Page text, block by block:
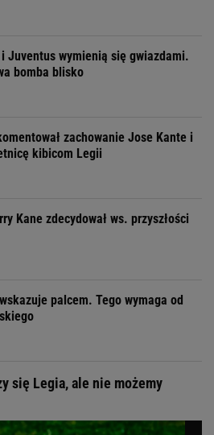
i Juventus wymienią się gwiazdami.
bomba blisko
zachowanie Jose Kante i
kibicom Legii
Kane zdecydował ws. przyszłości
palcem. Tego wymaga od
się Legia, ale nie możemy